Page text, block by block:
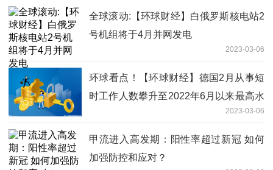
全球滚动:【环球财经】白俄罗斯核电站2
号机组将于4月并网发电
2023-03-06
环球看点！【环球财经】德国2月从事短
时工作人数攀升至2022年6月以来最高水
2023-03-06
甲流进入高发期：阳性率超过新冠 如何
加强防控和应对？